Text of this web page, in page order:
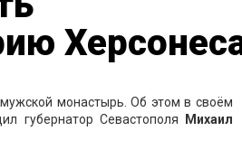
монастырь. Об этом в своём
губернатор Севастополя Михаил